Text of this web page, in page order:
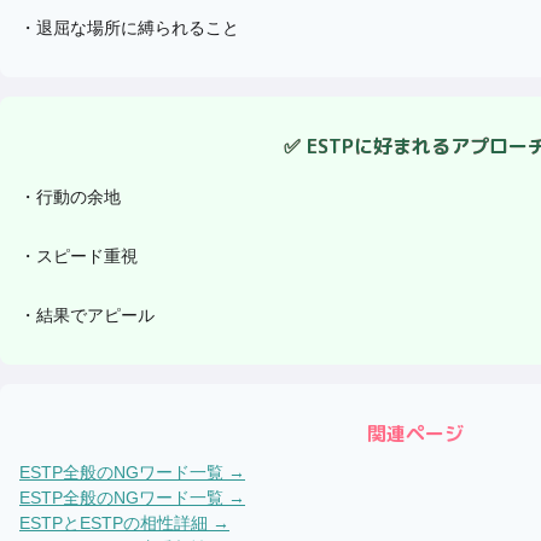
・ 退屈な場所に縛られること
✅ ESTPに好まれるアプロー
・ 行動の余地
・ スピード重視
・ 結果でアピール
関連ページ
ESTP全般のNGワード一覧 →
ESTP全般のNGワード一覧 →
ESTPと ESTPの相性詳細 →